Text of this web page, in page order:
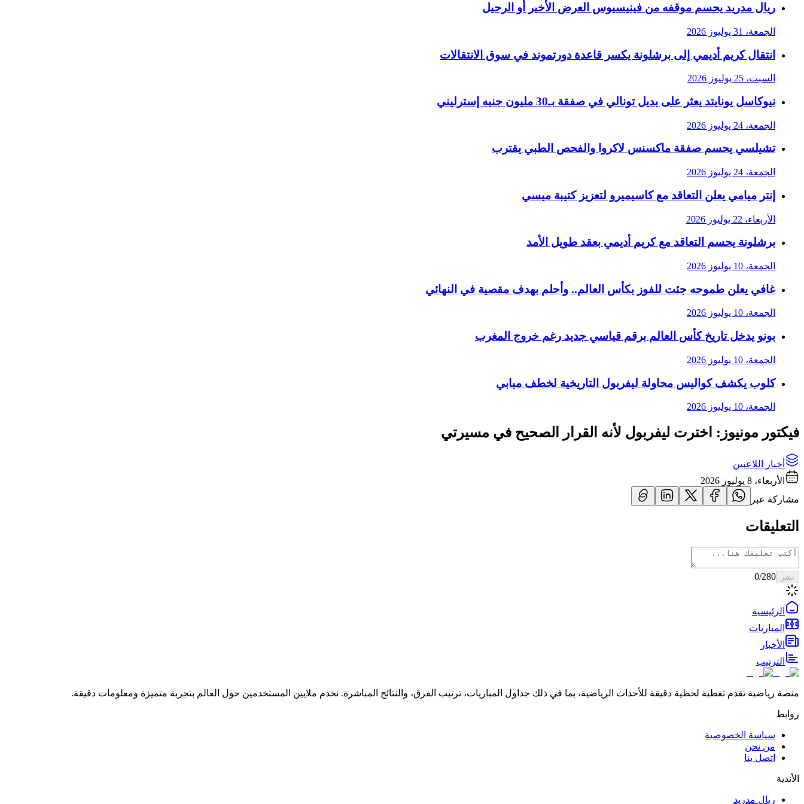
ريال مدريد يحسم موقفه من فينيسيوس العرض الأخير أو الرحيل
الجمعة، 31 يوليوز 2026
انتقال كريم أديمي إلى برشلونة يكسر قاعدة دورتموند في سوق الانتقالات
السبت، 25 يوليوز 2026
نيوكاسل يونايتد يعثر على بديل تونالي في صفقة بـ30 مليون جنيه إسترليني
الجمعة، 24 يوليوز 2026
تشيلسي يحسم صفقة ماكسنس لاكروا والفحص الطبي يقترب
الجمعة، 24 يوليوز 2026
إنتر ميامي يعلن التعاقد مع كاسيميرو لتعزيز كتيبة ميسي
الأربعاء، 22 يوليوز 2026
برشلونة يحسم التعاقد مع كريم أديمي بعقد طويل الأمد
الجمعة، 10 يوليوز 2026
غافي يعلن طموحه جئت للفوز بكأس العالم.. وأحلم بهدف مقصية في النهائي
الجمعة، 10 يوليوز 2026
بونو يدخل تاريخ كأس العالم برقم قياسي جديد رغم خروج المغرب
الجمعة، 10 يوليوز 2026
كلوب يكشف كواليس محاولة ليفربول التاريخية لخطف مبابي
الجمعة، 10 يوليوز 2026
فيكتور مونيوز: اخترت ليفربول لأنه القرار الصحيح في مسيرتي
أخبار اللاعبين
الأربعاء، 8 يوليوز 2026
مشاركة عبر
التعليقات
نشر 0/280
الرئيسية
المباريات
الأخبار
الترتيب
منصة رياضية تقدم تغطية لحظية دقيقة للأحداث الرياضية، بما في ذلك جداول المباريات، ترتيب الفرق، والنتائج المباشرة. نخدم ملايين المستخدمين حول العالم بتجربة متميزة ومعلومات دقيقة.
روابط
سياسة الخصوصية
من نحن
اتصل بنا
الأندية
ريال مدريد